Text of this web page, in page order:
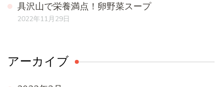
具沢山で栄養満点！卵野菜スープ
2022年11月29日
アーカイブ